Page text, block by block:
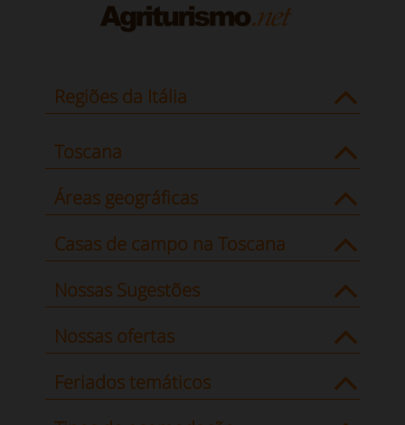
Regiões da Itália
Toscana
Áreas geográficas
Casas de campo na Toscana
Nossas Sugestões
Nossas ofertas
Feriados temáticos